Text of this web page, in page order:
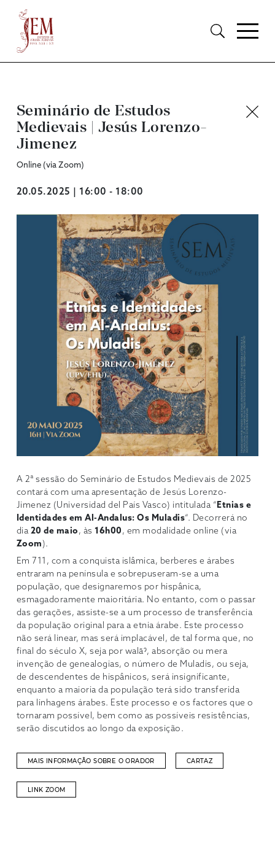
Seminário de Estudos
Medievais | Jesús Lorenzo-
Jimenez
Online (via Zoom)
20.05.2025 | 16:00 - 18:00
A 2ª sessão do Seminário de Estudos Medievais de 2025
contará com uma apresentação de Jesús Lorenzo-
Jimenez (Universidad del País Vasco) intitulada “Etnias e
Identidades em Al-Andalus: Os Muladis“. Decorrerá no
dia20 de maio, às 16h00, em modalidade online (via
Zoom).
Em 711, com a conquista islâmica, berberes e árabes
entraram na península e sobrepuseram-se a uma
população, que designaremos por hispânica,
esmagadoramente maioritária. No entanto, com o passar
das gerações, assiste-se a um processo de transferência
da população original para a etnia árabe. Este processo
não será linear, mas será implacável, de tal forma que, no
final do século X, seja por walāˀ, absorção ou mera
invenção de genealogias, o número de Muladis, ou seja,
de descendentes de hispânicos, será insignificante,
enquanto a maioria da população terá sido transferida
para linhagens árabes. Este processo e os factores que o
tornaram possível, bem como as possíveis resistências,
serão discutidos ao longo da exposição.
MAIS INFORMAÇÃO SOBRE O ORADOR CARTAZ
LINK ZOOM